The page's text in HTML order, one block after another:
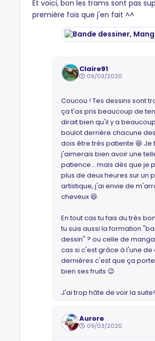
Et voici, bon les trams sont pas
première fois que j'en fait ^^
Claire91
09/03/2020
Coucou ! Tes dessins sont
ça t'as pris beaucoup de
dirait bien qu'il y a
boulot derrière chacune
dois être très patiente 😆 Je
j'aimerais bien avoir une
patience... mais dès que je
plus de deux heures sur un
artistique, j'ai envie de
cheveux 😆
En tout cas tu fais du très
tu suis aussi la formation
dessin" ? ou celle de manga
cas si c'est grâce à l'une de
dernières c'est que ça
bien ses fruits 😉
J'ai trop hâte de voir la
Aurore
09/03/2020